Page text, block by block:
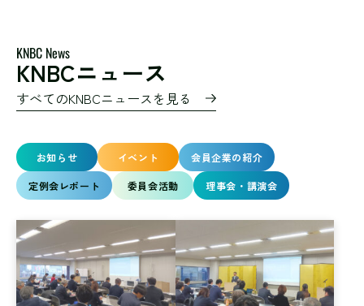
KNBC News
KNBCニュース
すべてのKNBCニュースを見る
お知らせ イベント 会員企業の紹介
定例会レポート 委員会活動 理事会・講演会